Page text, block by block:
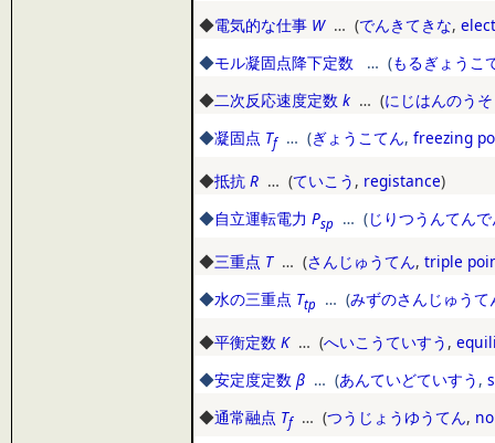
◆電気的な仕事 W… (でんきてきな,
◆モル凝固点降下定数 … (もるぎょうこ
◆二次反応速度定数 k … (にじはんのう
◆凝固点 Tf… (ぎょうこてん, freezing
◆抵抗 R … (ていこう , registance)
◆自立運転電力 Psp … (じりつうんてん
◆三重点 T… (さんじゅうてん, triple
◆水の三重点 Ttp … (みずのさんじゅうて
◆平衡定数 K… (へいこうていすう ,
◆安定度定数 β … (あんていどていすう ,
◆通常融点 Tf… (つうじょうゆうてん,